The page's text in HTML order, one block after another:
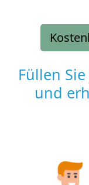
Füllen
und